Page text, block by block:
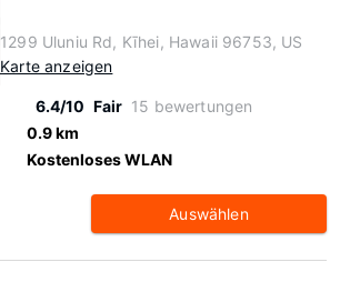
1299 Uluniu Rd, Kīhei, Hawaii 96753, US
Karte anzeigen
6.4/10 Fair 15 bewertungen
0.9 km
Kostenloses WLAN
Auswählen